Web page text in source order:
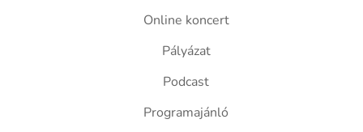
Online koncert
Pályázat
Podcast
Programajánló